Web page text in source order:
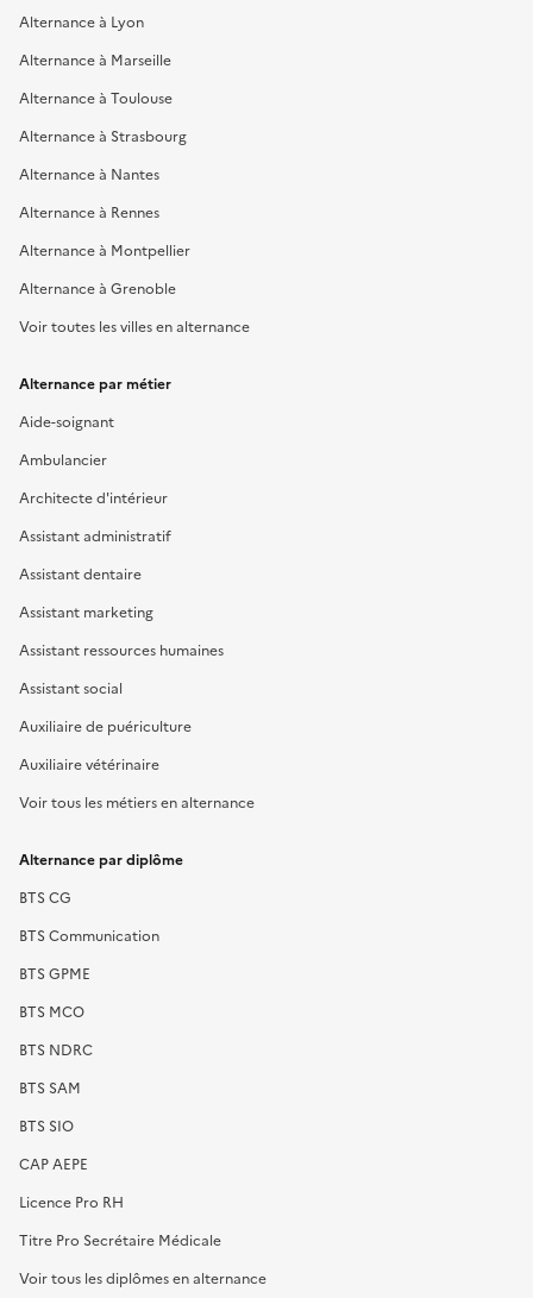
Alternance à Lyon
Alternance à Marseille
Alternance à Toulouse
Alternance à Strasbourg
Alternance à Nantes
Alternance à Rennes
Alternance à Montpellier
Alternance à Grenoble
Voir toutes les villes en alternance
Alternance par métier
Aide-soignant
Ambulancier
Architecte d'intérieur
Assistant administratif
Assistant dentaire
Assistant marketing
Assistant ressources humaines
Assistant social
Auxiliaire de puériculture
Auxiliaire vétérinaire
Voir tous les métiers en alternance
Alternance par diplôme
BTS CG
BTS Communication
BTS GPME
BTS MCO
BTS NDRC
BTS SAM
BTS SIO
CAP AEPE
Licence Pro RH
Titre Pro Secrétaire Médicale
Voir tous les diplômes en alternance